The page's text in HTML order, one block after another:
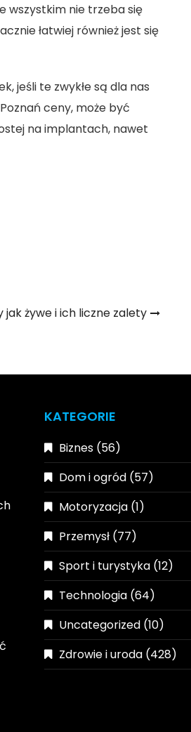
wszystkim nie trzeba się
łatwiej również jest się
jeśli te zwykłe są dla nas
ceny, może być
na implantach, nawet
jak żywe i ich liczne zalety
KATEGORIE
Biznes (56)
Dom i ogród (57)
Motoryzacja (1)
Przemysł (77)
Sport i turystyka (12)
Technologia (64)
Uncategorized (10)
Zdrowie i uroda (428)